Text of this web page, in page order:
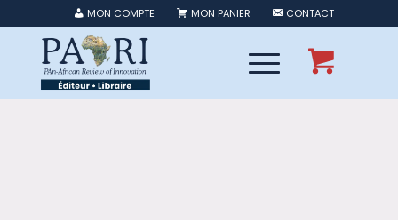
MON COMPTE MON PANIER CONTACT